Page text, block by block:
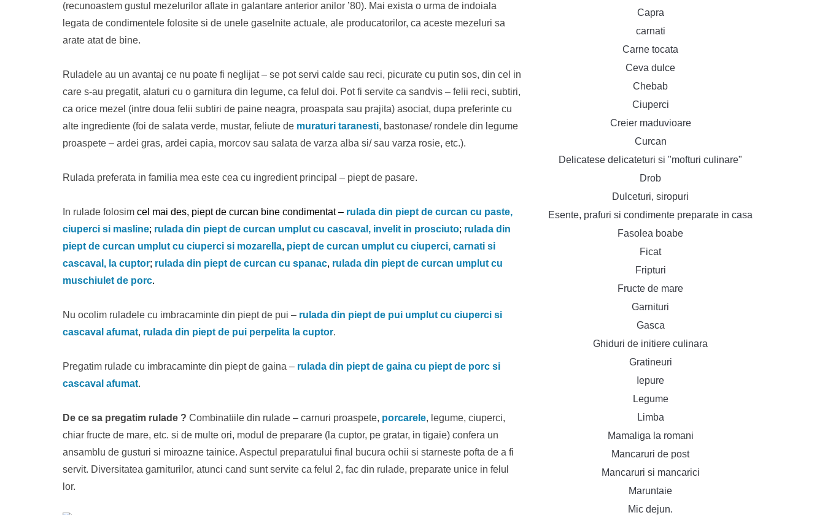
(recunoastem gustul mezelurilor aflate in galantare anterior anilor ’80). Mai exista o urma de indoiala
legata de condimentele folosite si de unele gaselnite actuale, ale producatorilor, ca aceste mezeluri sa
arate atat de bine.
Ruladele au un avantaj ce nu poate fi neglijat – se pot servi calde sau reci, picurate cu putin sos, din cel in
care s-au pregatit, alaturi cu o garnitura din legume, ca felul doi. Pot fi servite ca sandvis – felii reci, subtiri,
ca orice mezel (intre doua felii subtiri de paine neagra, proaspata sau prajita) asociat, dupa preferinte cu
alte ingrediente (foi de salata verde, mustar, feliute de muraturi taranesti, bastonase/ rondele din legume
proaspete – ardei gras, ardei capia, morcov sau salata de varza alba si/ sau varza rosie, etc.).
Rulada preferata in familia mea este cea cu ingredient principal – piept de pasare.
In rulade folosim cel mai des, piept de curcan bine condimentat – rulada din piept de curcan cu paste,
ciuperci si masline; rulada din piept de curcan umplut cu cascaval, invelit in prosciuto; rulada din
piept de curcan umplut cu ciuperci si mozarella, piept de curcan umplut cu ciuperci, carnati si
cascaval, la cuptor; rulada din piept de curcan cu spanac, rulada din piept de curcan umplut cu
muschiulet de porc.
Nu ocolim ruladele cu imbracaminte din piept de pui – rulada din piept de pui umplut cu ciuperci si
cascaval afumat, rulada din piept de pui perpelita la cuptor.
Pregatim rulade cu imbracaminte din piept de gaina – rulada din piept de gaina cu piept de porc si
cascaval afumat.
De ce sa pregatim rulade ? Combinatiile din rulade – carnuri proaspete, porcarele, legume, ciuperci,
chiar fructe de mare, etc. si de multe ori, modul de preparare (la cuptor, pe gratar, in tigaie) confera un
ansamblu de gusturi si miroazne tainice. Aspectul preparatului final bucura ochii si starneste pofta de a fi
servit. Diversitatea garniturilor, atunci cand sunt servite ca felul 2, fac din rulade, preparate unice in felul
lor.
Capra
carnati
Carne tocata
Ceva dulce
Chebab
Ciuperci
Creier maduvioare
Curcan
Delicatese delicateturi si "mofturi culinare"
Drob
Dulceturi, siropuri
Esente, prafuri si condimente preparate in casa
Fasolea boabe
Ficat
Fripturi
Fructe de mare
Garnituri
Gasca
Ghiduri de initiere culinara
Gratineuri
Iepure
Legume
Limba
Mamaliga la romani
Mancaruri de post
Mancaruri si mancarici
Maruntaie
Mic dejun.